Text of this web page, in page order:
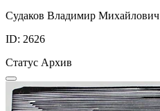
Судаков Владимир Михайлович
ID: 2626
Статус Архив